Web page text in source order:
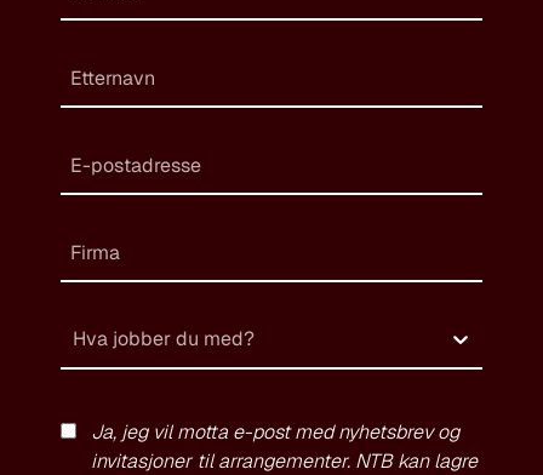
Hva jobber du med?
Ja, jeg vil motta e-post med nyhetsbrev og
invitasjoner til arrangementer. NTB kan lagre